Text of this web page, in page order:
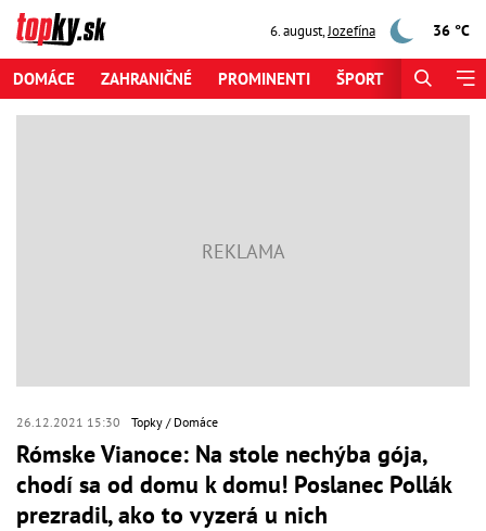
6. august,Jozefína 36 °C
DOMÁCE ZAHRANIČNÉ PROMINENTI ŠPORT
26.12.2021 15:30 Topky Domáce
Rómske Vianoce: Na stole nechýba gója,
chodí sa od domu k domu! Poslanec Pollák
prezradil, ako to vyzerá u nich